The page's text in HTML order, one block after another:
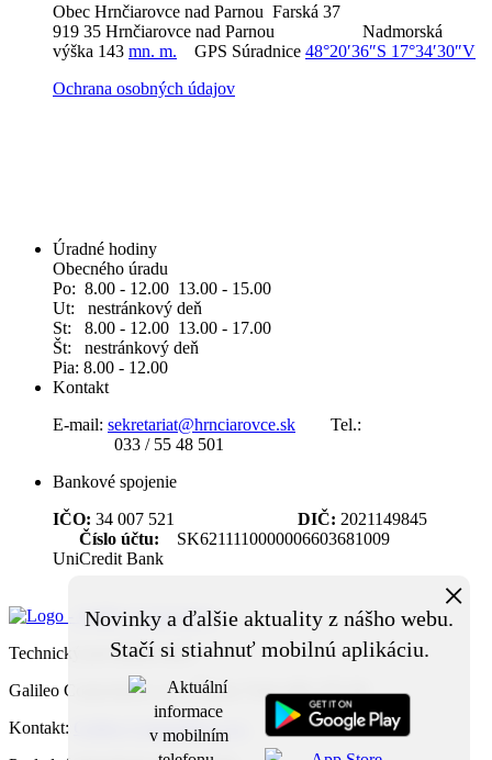
Novinky a ďalšie aktuality z nášho webu.
Stačí si stiahnuť mobilnú aplikáciu.
×
Obec Hrnčiarovce nad Parnou Farská 37
919 35 Hrnčiarovce nad Parnou Nadmorská
výška 143 mn. m. GPS Súradnice 48°20′36″S 17°34′30″V
Ochrana osobných údajov
Úradné hodiny
Obecného úradu
Po: 8.00 - 12.00 13.00 - 15.00
Ut: nestránkový deň
St: 8.00 - 12.00 13.00 - 17.00
Št: nestránkový deň
Pia: 8.00 - 12.00
Kontakt
E-mail: sekretariat@hrnciarovce.sk Tel.:
033 / 55 48 501
Bankové spojenie
IČO: 34 007 521 DIČ: 2021149845
Číslo účtu: SK6211110000006603681009
UniCredit Bank
Technický prevádzkovateľ:
Galileo Corporation s.r.o., Čierna Voda 468, 925 06
Kontakt:
Galileo Corporation s.r.o.